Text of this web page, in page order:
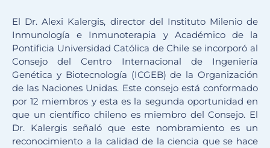
El Dr. Alexi Kalergis, director del Instituto Milenio de
Inmunología e Inmunoterapia y Académico de la
Pontificia Universidad Católica de Chile se incorporó al
Consejo del Centro Internacional de Ingeniería
Genética y Biotecnología (ICGEB) de la Organización
de las Naciones Unidas. Este consejo está conformado
por 12 miembros y esta es la segunda oportunidad en
que un científico chileno es miembro del Consejo. El
Dr. Kalergis señaló que este nombramiento es un
reconocimiento a la calidad de la ciencia que se hace